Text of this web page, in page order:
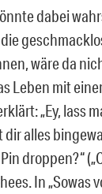
dabei
wäre da
Leben mit
„Ey, lass
alles
droppen?“
In „Sowas